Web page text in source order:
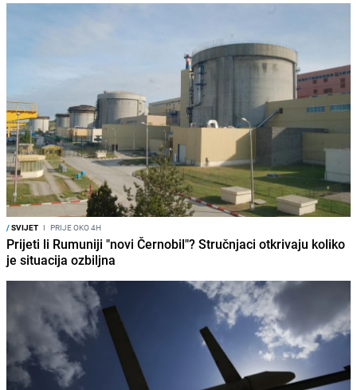
/SVIJET I PRIJE OKO 4H
Prijeti li Rumuniji "novi Černobil"? Stručnjaci otkrivaju koliko
je situacija ozbiljna